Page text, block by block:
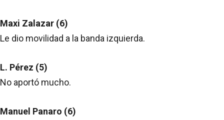
Maxi Zalazar (6)
Le dio movilidad a la banda izquierda.
L. Pérez (5)
No aportó mucho.
Manuel Panaro (6)